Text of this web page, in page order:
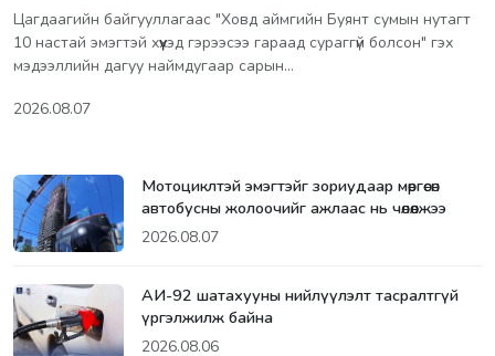
Цагдаагийн байгууллагаас "Ховд аймгийн Буянт сумын нутагт
10 настай эмэгтэй хүүхэд гэрээсээ гараад сураггүй болсон" гэх
мэдээллийн дагуу наймдугаар сарын…
2026.08.07
Мотоциклтэй эмэгтэйг зориудаар мөргөсөн
автобусны жолоочийг ажлаас нь чөлөөлжээ
2026.08.07
АИ-92 шатахууны нийлүүлэлт тасралтгүй
үргэлжилж байна
2026.08.06